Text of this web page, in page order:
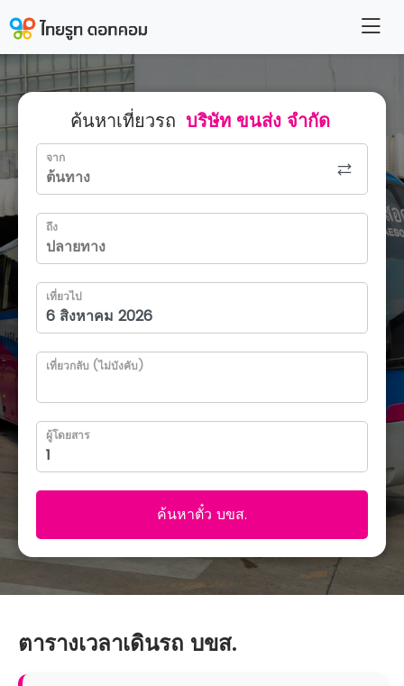
ค้นหาเที่ยวรถ บริษัท ขนส่ง จำกัด
จาก
ถึง
เที่ยวไป
เที่ยวกลับ (ไม่บังคับ)
ผู้โดยสาร
ค้นหาตั๋ว บขส.
ตารางเวลาเดินรถ บขส.